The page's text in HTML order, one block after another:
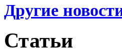
Другие
Статьи